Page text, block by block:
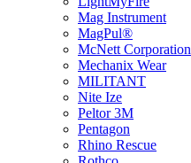
Mag Instrument
MagPul®
McNett Corporation
Mechanix Wear
MILITANT
Nite Ize
Peltor 3M
Pentagon
Rhino Rescue